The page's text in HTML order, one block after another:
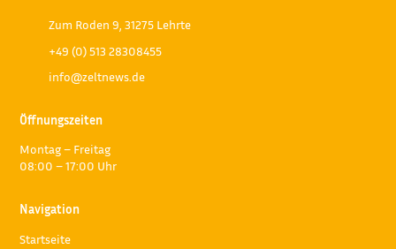
Zum Roden 9, 31275 Lehrte
+49 (0) 513 28308455
info@zeltnews.de
Öffnungszeiten
Montag – Freitag
08:00 – 17:00 Uhr
Navigation
Startseite